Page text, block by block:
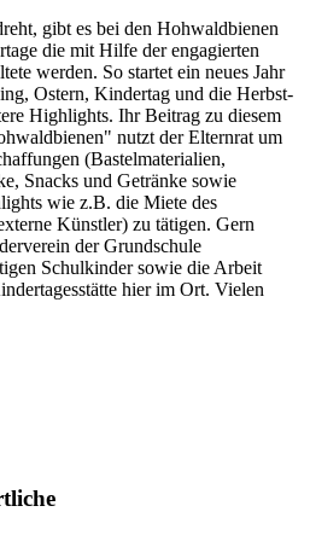
gibt es bei den Hohwaldbienen
die mit Hilfe der engagierten
werden. So startet ein neues Jahr
Ostern, Kindertag und die Herbst-
Highlights. Ihr Beitrag zu diesem
nutzt der Elternrat um
(Bastelmaterialien,
Snacks und Getränke sowie
wie z.B. die Miete des
Künstler) zu tätigen. Gern
der Grundschule
Schulkinder sowie die Arbeit
hier im Ort. Vielen